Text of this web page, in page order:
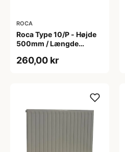
ROCA
Roca Type 10/P - Højde
500mm / Længde
260,00 kr